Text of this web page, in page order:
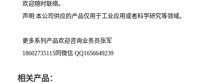
欢迎随时联络。
声明:本公司供应的产品仅用于工业应用或者科学研究等领域。
更多系列产品欢迎咨询业务员张军
18602735115同微信 QQ1656649239
相关产品：